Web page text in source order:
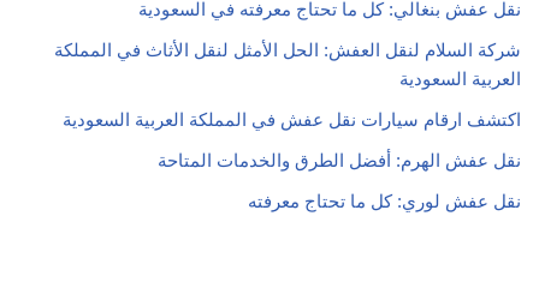
نقل عفش بنغالي: كل ما تحتاج معرفته في السعودية
شركة السلام لنقل العفش: الحل الأمثل لنقل الأثاث في المملكة
العربية السعودية
اكتشف ارقام سيارات نقل عفش في المملكة العربية السعودية
نقل عفش الهرم: أفضل الطرق والخدمات المتاحة
نقل عفش لوري: كل ما تحتاج معرفته